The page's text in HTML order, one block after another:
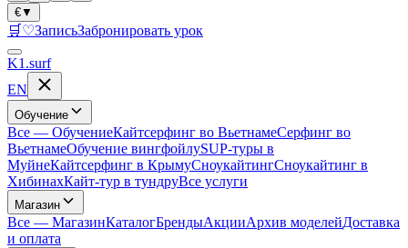
€▼
🛒 ♡ЗаписьЗабронировать урок
K1 .surf
EN
Обучение
Все — ОбучениеКайтсерфинг во ВьетнамеСерфинг во
ВьетнамеОбучение вингфойлуSUP-туры в
МуйнеКайтсерфинг в КрымуСноукайтингСноукайтинг в
ХибинахКайт-тур в тундруВсе услуги
Магазин
Все — МагазинКаталогБрендыАкцииАрхив моделейДоставка
и оплата